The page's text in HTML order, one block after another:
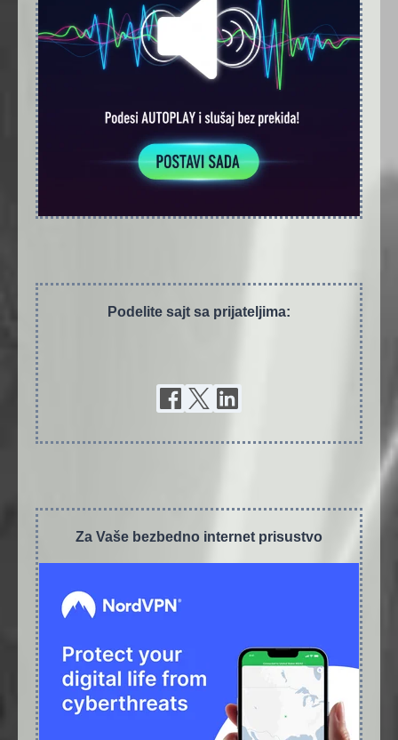
Podelite sajt sa prijateljima:
Za Vaše bezbedno internet prisustvo